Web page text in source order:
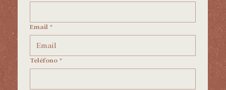
Email *
Teléfono *